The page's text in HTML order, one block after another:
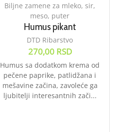
Biljne zamene za mleko, sir,
meso, puter
Humus pikant
DTD Ribarstvo
270,00 RSD
Humus sa dodatkom krema od
pečene paprike, patlidžana i
mešavine začina, zavoleće ga
ljubitelji interesantnih zači...